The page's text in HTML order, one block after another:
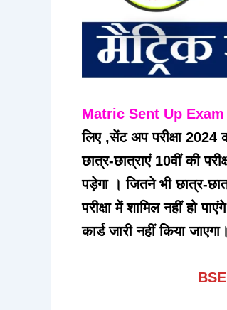
Matric Sent Up
लिए ,सेंट अप परीक्षा 2024
छात्र-छात्राएं 10वीं की
पड़ेगा । जितने भी छात्र-
परीक्षा में शामिल नहीं हो
कार्ड जारी नहीं किया जाएगा।